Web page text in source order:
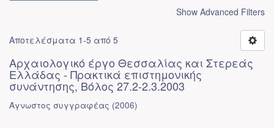
Show Advanced Filters
Αποτελέσματα 1-5 από 5
Αρχαιολογικό έργο Θεσσαλίας και Στερεάς
Ελλάδας - Πρακτικά επιστημονικής
συνάντησης, Βόλος 27.2-2.3.2003
Άγνωστος συγγραφέας (2006)